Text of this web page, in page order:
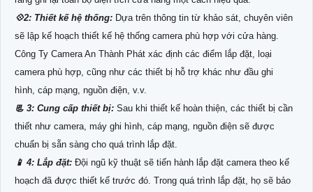
💠2: Thiết kế hệ thống: Dựa trên thông tin từ khảo sát, chuyên viên
sẽ lập kế hoạch thiết kế hệ thống camera phù hợp với cửa hàng.
Công Ty Camera An Thành Phát xác định các điểm lắp đặt, loại
camera phù hợp, cũng như các thiết bị hỗ trợ khác như đầu ghi
hình, cáp mạng, nguồn điện, v.v.
📃 3: Cung cấp thiết bị: Sau khi thiết kế hoàn thiện, các thiết bị cần
thiết như camera, máy ghi hình, cáp mạng, nguồn điện sẽ được
chuẩn bị sẵn sàng cho quá trình lắp đặt.
📱 4: Lắp đặt: Đội ngũ kỹ thuật sẽ tiến hành lắp đặt camera theo kế
hoạch đã được thiết kế trước đó. Trong quá trình lắp đặt, họ sẽ bảo